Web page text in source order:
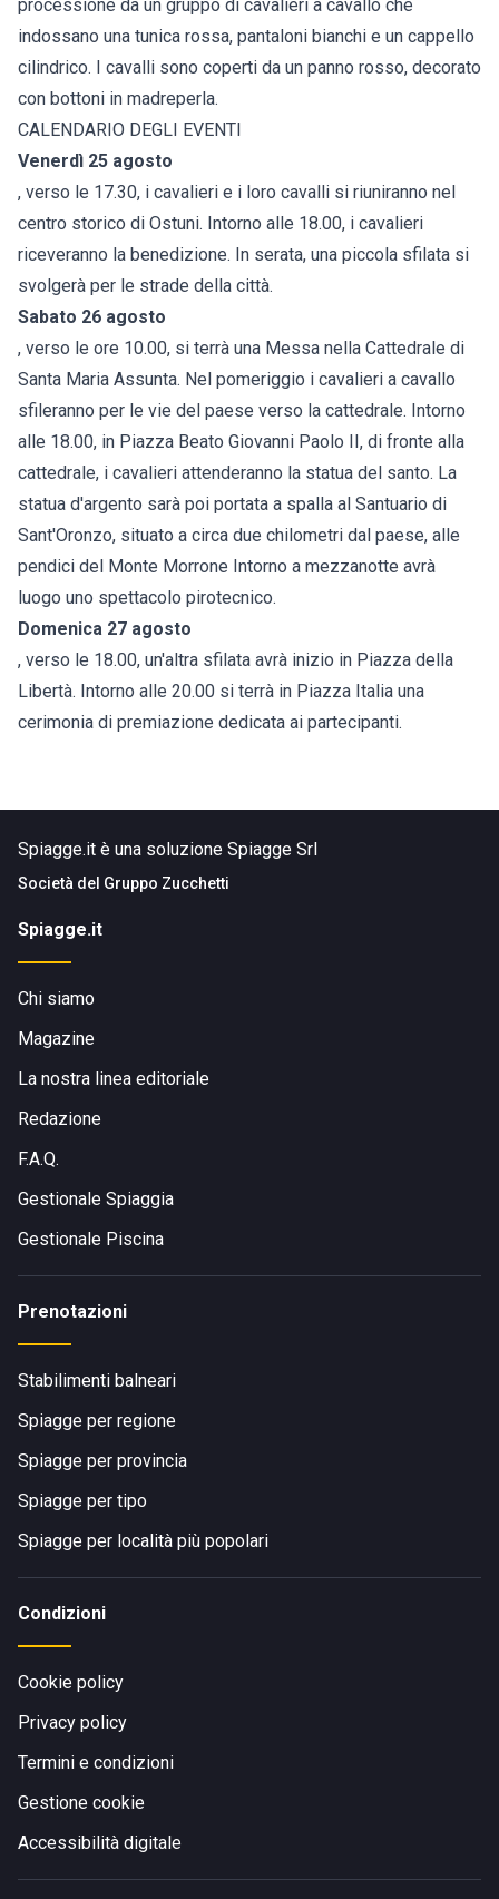
processione da un gruppo di cavalieri a cavallo che
indossano una tunica rossa, pantaloni bianchi e un cappello
cilindrico. I cavalli sono coperti da un panno rosso, decorato
con bottoni in madreperla.
CALENDARIO DEGLI EVENTI
Venerdì 25 agosto
, verso le 17.30, i cavalieri e i loro cavalli si riuniranno nel
centro storico di Ostuni. Intorno alle 18.00, i cavalieri
riceveranno la benedizione. In serata, una piccola sfilata si
svolgerà per le strade della città.
Sabato 26 agosto
, verso le ore 10.00, si terrà una Messa nella Cattedrale di
Santa Maria Assunta. Nel pomeriggio i cavalieri a cavallo
sfileranno per le vie del paese verso la cattedrale. Intorno
alle 18.00, in Piazza Beato Giovanni Paolo II, di fronte alla
cattedrale, i cavalieri attenderanno la statua del santo. La
statua d'argento sarà poi portata a spalla al Santuario di
Sant'Oronzo, situato a circa due chilometri dal paese, alle
pendici del Monte Morrone Intorno a mezzanotte avrà
luogo uno spettacolo pirotecnico.
Domenica 27 agosto
, verso le 18.00, un'altra sfilata avrà inizio in Piazza della
Libertà. Intorno alle 20.00 si terrà in Piazza Italia una
cerimonia di premiazione dedicata ai partecipanti.
Spiagge.it è una soluzione Spiagge Srl
Società del Gruppo Zucchetti
Spiagge.it
Chi siamo
Magazine
La nostra linea editoriale
Redazione
F.A.Q.
Gestionale Spiaggia
Gestionale Piscina
Prenotazioni
Stabilimenti balneari
Spiagge per regione
Spiagge per provincia
Spiagge per tipo
Spiagge per località più popolari
Condizioni
Cookie policy
Privacy policy
Termini e condizioni
Gestione cookie
Accessibilità digitale